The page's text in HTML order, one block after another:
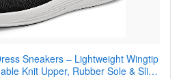
Sneakers – Lightweight Wingtip
Knit Upper, Rubber Sole & Slip-